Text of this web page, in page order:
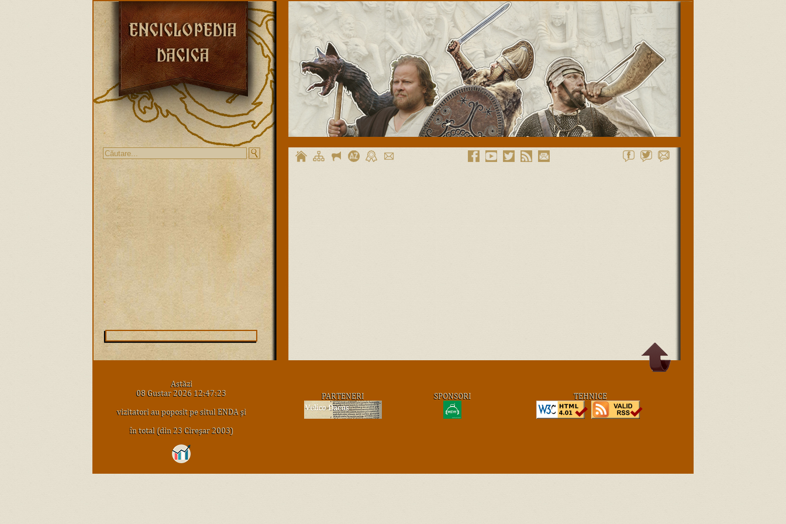
Astăzi
08 Gustar 2026 12:47:23
vizitatori au poposit pe situl ENDA şi
în total (din 23 Cireşar 2003)
PARTENERI SPONSORI TEHNICE